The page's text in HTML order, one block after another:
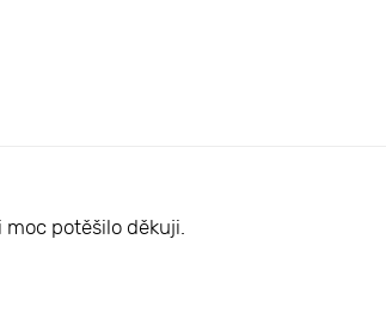
potěšilo děkuji.